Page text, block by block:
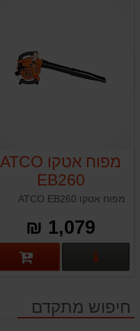
מפוח אטקו ATCO
EB260
מפוח אטקו ATCO EB260
1,079 ₪
פרטים נוספים
חיפוש מתקדם